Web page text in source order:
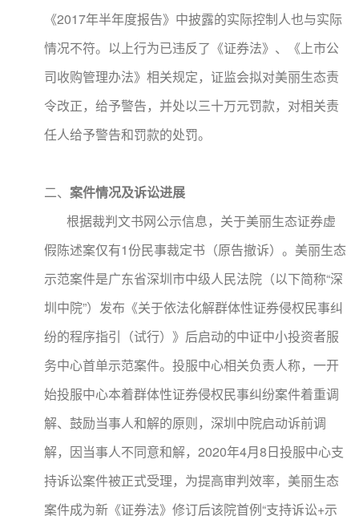
《2017年半年度报告》中披露的实际控制人也与实际
情况不符。以上行为已违反了《证券法》、《上市公
司收购管理办法》相关规定，证监会拟对美丽生态责
令改正，给予警告，并处以三十万元罚款，对相关责
任人给予警告和罚款的处罚。
二、 案件情况及诉讼进展
根据裁判文书网公示信息，关于美丽生态证券虚
假陈述案仅有1份民事裁定书（原告撤诉）。美丽生态
示范案件是广东省深圳市中级人民法院（以下简称“深
圳中院”）发布《关于依法化解群体性证券侵权民事纠
纷的程序指引（试行）》后启动的中证中小投资者服
务中心首单示范案件。投服中心相关负责人称，一开
始投服中心本着群体性证券侵权民事纠纷案件着重调
解、鼓励当事人和解的原则，深圳中院启动诉前调
解，因当事人不同意和解，2020年4月8日投服中心支
持诉讼案件被正式受理，为提高审判效率，美丽生态
案件成为新《证券法》修订后该院首例“支持诉讼+示